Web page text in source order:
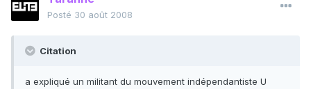
Posté 30 août 2008
Citation
a expliqué un militant du mouvement indépendantiste U